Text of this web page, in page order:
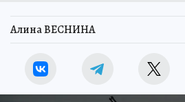
Алина ВЕСНИНА